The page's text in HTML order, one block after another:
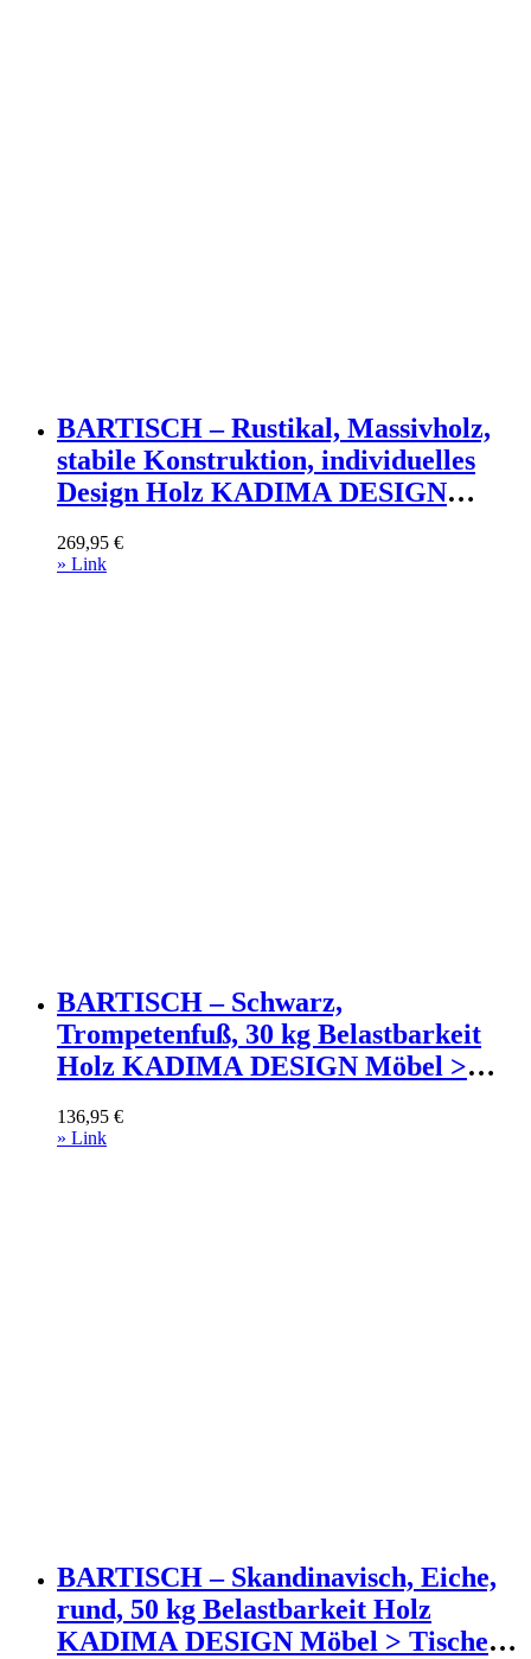
BARTISCH – Rustikal, Massivholz,
stabile Konstruktion, individuelles
Design Holz KADIMA DESIGN
269,95 €
» Link
BARTISCH – Schwarz,
Trompetenfuß, 30 kg Belastbarkeit
Holz KADIMA DESIGN Möbel >
136,95 €
» Link
BARTISCH – Skandinavisch, Eiche,
rund, 50 kg Belastbarkeit Holz
KADIMA DESIGN Möbel > Tische >